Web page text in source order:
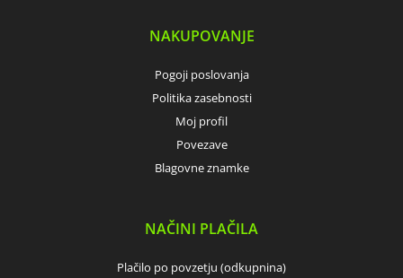
NAKUPOVANJE
Pogoji poslovanja
Politika zasebnosti
Moj profil
Povezave
Blagovne znamke
NAČINI PLAČILA
Plačilo po povzetju (odkupnina)